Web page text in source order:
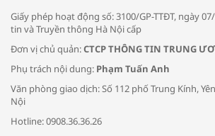
Bác sĩ tư vấn cách
đường hô hấp
Giấy phép hoạt động số: 3100/GP-TTĐT, ngày
tin và Truyền thông Hà Nội cấp
Đơn vị chủ quản:CTCP THÔNG TIN TRUNG
Phụ trách nội dung: Phạm Tuấn Anh
Văn phòng giao dịch: Số 112 phố Trung Kính,
Nội
Hotline: 0908.36.36.26